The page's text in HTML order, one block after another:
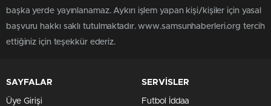
başka yerde yayınlanamaz. Aykırı işlem yapan kişi/kişiler için yasal
başvuru hakkı saklı tutulmaktadır. www.samsunhaberleri.org tercih
ettiğiniz için teşekkür ederiz.
SAYFALAR
Üye Girişi
SERVİSLER
Futbol İddaa